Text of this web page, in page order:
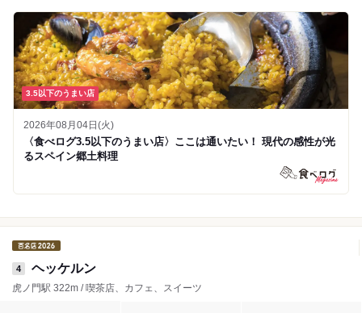
3.5以下のうまい店
2026年08月04日(火)
〈食べログ3.5以下のうまい店〉ここは通いたい！ 現代の感性が光
るスペイン郷土料理
4 ヘッケルン
虎ノ門駅 322m / 喫茶店、カフェ、スイーツ